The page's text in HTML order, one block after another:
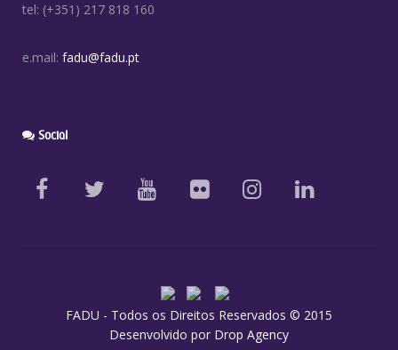
tel: (+351) 217 818 160
e.mail: fadu@fadu.pt
Social
FADU - Todos os Direitos Reservados © 2015
Desenvolvido por Drop Agency